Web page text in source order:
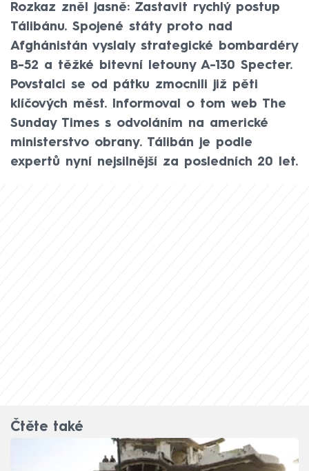
Rozkaz zněl jasně: Zastavit rychlý postup
Tálibánu. Spojené státy proto nad
Afghánistán vyslaly strategické bombardéry
B-52 a těžké bitevní letouny A-130 Specter.
Povstalci se od pátku zmocnili již pěti
klíčových měst. Informoval o tom web The
Sunday Times s odvoláním na americké
ministerstvo obrany. Tálibán je podle
expertů nyní nejsilnější za posledních 20 let.
Čtěte také